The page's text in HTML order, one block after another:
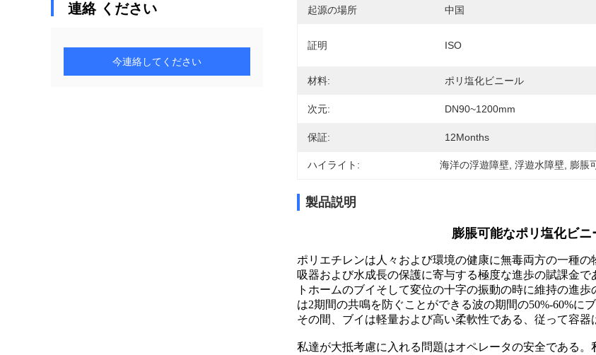
連絡 ください
今連絡してください
起源の場所 中国
証明 ISO
材料: ポリ塩化ビニール
次元: DN90~1200mm
保証: 12Months
ハイライト: 海洋の浮遊障壁 , 浮遊水障壁 膨脹
製品説明
膨脹可能なポリ塩化ビ
ポリエチレンは人々および環境の健康に無毒両方の一種
吸器および水成長の保護に寄与する極度な進歩の賦課金
トホームのブイそして変位の十字の振動の時に維持の進
は2期間の共鳴を防ぐことができる波の期間の50%-60%に
その間、ブイは軽量および高い柔軟性である、従って容器
私達が大抵考慮に入れる問題はオペレータの安全である